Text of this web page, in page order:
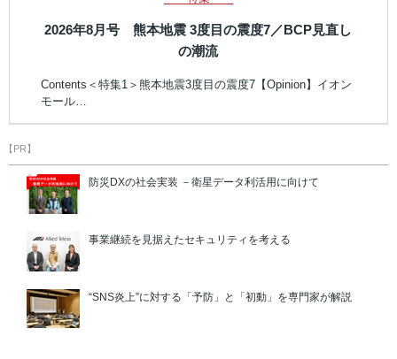
2026年8月号 熊本地震 3度目の震度7／BCP見直し
の潮流
Contents＜特集1＞熊本地震3度目の震度7【Opinion】イオン
モール…
【PR】
防災DXの社会実装 －衛星データ利活用に向けて
事業継続を見据えたセキュリティを考える
“SNS炎上”に対する「予防」と「初動」を専門家が解説